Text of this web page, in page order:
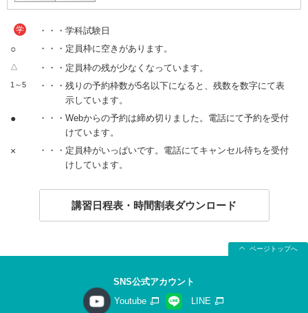
学 ・・・学科試験日
○ ・・・定員枠に空きがあります。
△ ・・・定員枠の残が少なくなっています。
1～5
・・・残りの予約枠数が5名以下になると、残数を数字にて表
示しています。
●
・・・Webからの予約は締め切りました。電話にて予約を受付
けています。
×
・・・定員枠がいっぱいです。電話にてキャンセル待ちを受付
けしています。
講習日程表・時間割表ダウンロード
ページトップへ
SNS公式アカウント
Youtube
LINE